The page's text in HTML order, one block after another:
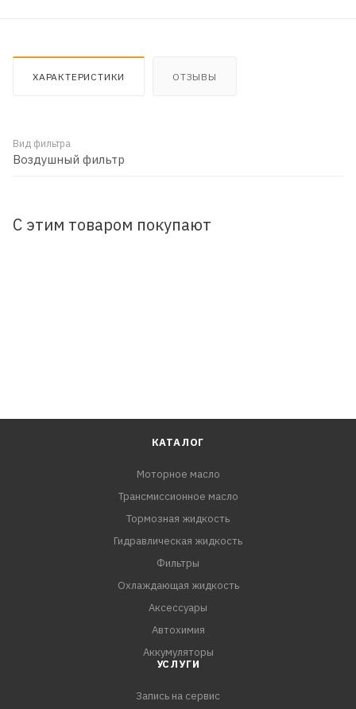
ХАРАКТЕРИСТИКИ ОТЗЫВЫ
Вид фильтра
Воздушный фильтр
С этим товаром покупают
КАТАЛОГ
Моторное масло
Трансмиссионное масло
Тормозная жидкость
Гидравлическая жидкость
Фильтры
Охлаждающая жидкость
Аксессуары
Автохимия
Аккумуляторы
УСЛУГИ
Запись на сервис